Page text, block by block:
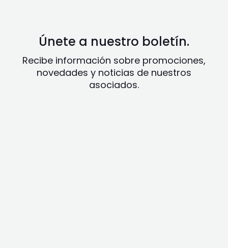
Únete a nuestro boletín.
Recibe información sobre promociones,
novedades y noticias de nuestros
asociados.